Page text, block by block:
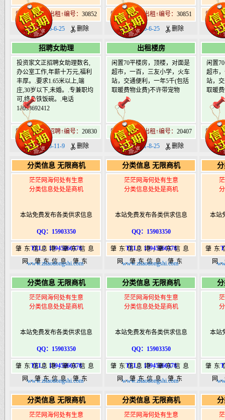
肇东北2道街出租↑编号： 30852
日期：2026-6-25 删除
肇东北2道街出租↑编号： 30851
日期：2026-6-25 删除
肇东北
日
招聘女助理
投资家文正招聘女助理数名,
办公室工作,年薪十万元,福利
丰厚。.要求1.65米以上,端
庄,30岁以下,未婚。.专兼职均
可,终身铁饭碗。.电话
18053692412
肇东北2道街招聘↑编号： 20830
日期：2023-11-9 删除
出租楼房
闲置70平楼房，顶楼，对面是
超市，一百，三友小学，火车
站，交通便利，一年5千(包括
取暖费物业费)不许带宠物
肇东北2道街出租↑编号： 20407
日期：2021-8-25 删除
闲置
超市
站，
取暖
肇东北
日
分类信息 无限商机
茫茫网海何处有生意
分类信息处处是商机
本站免费发布各类供求信息
QQ：15903350
TEL：15945066378
肇东信息港,肇东信息
网,肇东信息,肇东
港|www.zhaodongshi.com
www.zhaodongshi.com
分类信息 无限商机
茫茫网海何处有生意
分类信息处处是商机
本站免费发布各类供求信息
QQ：15903350
TEL：15945066378
肇东信息港,肇东信息
网,肇东信息,肇东
港|www.zhaodongshi.com
www.zhaodongshi.com
本站
肇东
网
港
分类信息 无限商机
茫茫网海何处有生意
分类信息处处是商机
本站免费发布各类供求信息
QQ：15903350
TEL：15945066378
肇东信息港,肇东信息
网,肇东信息,肇东
港|www.zhaodongshi.com
www.zhaodongshi.com
分类信息 无限商机
茫茫网海何处有生意
分类信息处处是商机
本站免费发布各类供求信息
QQ：15903350
TEL：15945066378
肇东信息港,肇东信息
网,肇东信息,肇东
港|www.zhaodongshi.com
www.zhaodongshi.com
本站
肇东
网
港
分类信息 无限商机
茫茫网海何处有生意
分类信息 无限商机
茫茫网海何处有生意